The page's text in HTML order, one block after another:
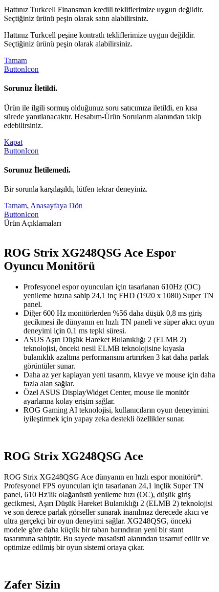
Hattınız Turkcell Finansman kredili tekliflerimize uygun değildir.
Seçtiğiniz ürünü peşin olarak satın alabilirsiniz.
Hattınız Turkcell peşine kontratlı tekliflerimize uygun değildir.
Seçtiğiniz ürünü peşin olarak alabilirsiniz.
Tamam
ButtonIcon
Sorunuz İletildi.
Ürün ile ilgili sormuş olduğunuz soru satıcımıza iletildi, en kısa
sürede yanıtlanacaktır. Hesabım-Ürün Sorularım alanından takip
edebilirsiniz.
Kapat
ButtonIcon
Sorunuz İletilemedi.
Bir sorunla karşılaşıldı, lütfen tekrar deneyiniz.
Tamam, Anasayfaya Dön
ButtonIcon
Ürün Açıklamaları
ROG Strix XG248QSG Ace Espor
Oyuncu Monitörü
Profesyonel espor oyuncuları için tasarlanan 610Hz (OC)
yenileme hızına sahip 24,1 inç FHD (1920 x 1080) Super TN
panel.
Diğer 600 Hz monitörlerden %56 daha düşük 0,8 ms giriş
gecikmesi ile dünyanın en hızlı TN paneli ve süper akıcı oyun
deneyimi için 0,1 ms tepki süresi.
ASUS Aşırı Düşük Hareket Bulanıklığı 2 (ELMB 2)
teknolojisi, önceki nesil ELMB teknolojisine kıyasla
bulanıklık azaltma performansını artırırken 3 kat daha parlak
görüntüler sunar.
Daha az yer kaplayan yeni tasarım, klavye ve mouse için daha
fazla alan sağlar.
Özel ASUS DisplayWidget Center, mouse ile monitör
ayarlarına kolay erişim sağlar.
ROG Gaming AI teknolojisi, kullanıcıların oyun deneyimini
iyileştirmek için yapay zeka destekli özellikler sunar.
ROG Strix XG248QSG Ace
ROG Strix XG248QSG Ace dünyanın en hızlı espor monitörü*.
Profesyonel FPS oyuncuları için tasarlanan 24,1 inçlik Super TN
panel, 610 Hz'lik olağanüstü yenileme hızı (OC), düşük giriş
gecikmesi, Aşırı Düşük Hareket Bulanıklığı 2 (ELMB 2) teknolojisi
ve son derece parlak görseller sunarak inanılmaz derecede akıcı ve
ultra gerçekçi bir oyun deneyimi sağlar. XG248QSG, önceki
modele göre daha küçük bir taban barındıran yeni bir stant
tasarımına sahiptir. Bu sayede masaüstü alanından tasarruf edilir ve
optimize edilmiş bir oyun sistemi ortaya çıkar.
Zafer Sizin